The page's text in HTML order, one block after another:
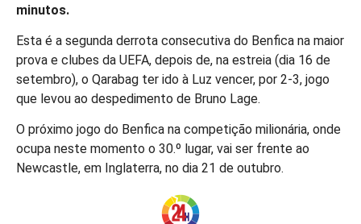
minutos.
Esta é a segunda derrota consecutiva do Benfica na maior
prova e clubes da UEFA, depois de, na estreia (dia 16 de
setembro), o Qarabag ter ido à Luz vencer, por 2-3, jogo
que levou ao despedimento de Bruno Lage.
O próximo jogo do Benfica na competição milionária, onde
ocupa neste momento o 30.º lugar, vai ser frente ao
Newcastle, em Inglaterra, no dia 21 de outubro.